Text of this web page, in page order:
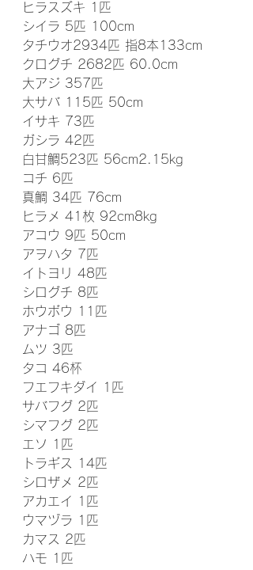
ヒラスズキ 1匹
シイラ 5匹 100cm
タチウオ2934匹 指8本133cm
クログチ 2682匹 60.0cm
大アジ 357匹
大サバ 115匹 50cm
イサキ 73匹
ガシラ 42匹
白甘鯛523匹 56cm2.15kg
コチ 6匹
真鯛 34匹 76cm
ヒラメ 41枚 92cm8kg
アコウ 9匹 50cm
アヲハタ 7匹
イトヨリ 48匹
シログチ 8匹
ホウボウ 11匹
アナゴ 8匹
ムツ 3匹
タコ 46杯
フエフキダイ 1匹
サバフグ 2匹
シマフグ 2匹
エソ 1匹
トラギス 14匹
シロザメ 2匹
アカエイ 1匹
ウマヅラ 1匹
カマス 2匹
ハモ 1匹